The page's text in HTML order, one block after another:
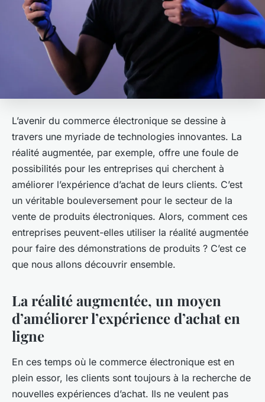
L’avenir du commerce électronique se dessine à
travers une myriade de technologies innovantes. La
réalité augmentée, par exemple, offre une foule de
possibilités pour les entreprises qui cherchent à
améliorer l’expérience d’achat de leurs clients. C’est
un véritable bouleversement pour le secteur de la
vente de produits électroniques. Alors, comment ces
entreprises peuvent-elles utiliser la réalité augmentée
pour faire des démonstrations de produits ? C’est ce
que nous allons découvrir ensemble.
La réalité augmentée, un moyen
d’améliorer l’expérience d’achat en
ligne
En ces temps où le commerce électronique est en
plein essor, les clients sont toujours à la recherche de
nouvelles expériences d’achat. Ils ne veulent pas